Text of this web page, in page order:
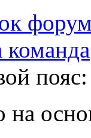
на